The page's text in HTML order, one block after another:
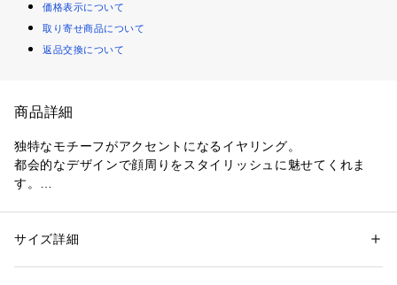
価格表示について
取り寄せ商品について
返品交換について
商品詳細
独特なモチーフがアクセントになるイヤリング。
都会的なデザインで顔周りをスタイリッシュに魅せてくれま
す。
身につける人自身の自然な美しさをより美しく表現したいとい
性別：レディース
素材：真鍮 シリコン
サイズ詳細